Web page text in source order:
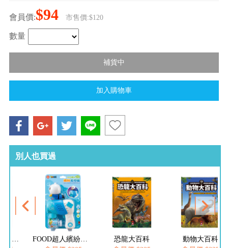
會員價:$94 市售價:$120
數量
別人也買過
恐龍大百科
動物大百科